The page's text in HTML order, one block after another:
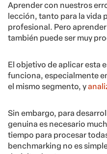
Aprender con nuestros
lección, tanto para la vida
profesional. Pero
también puede ser muy
El objetivo de aplicar esta
funciona, especialmente
el mismo segmento, y
Sin embargo, para
genuina es necesario
tiempo para procesar
benchmarking no es